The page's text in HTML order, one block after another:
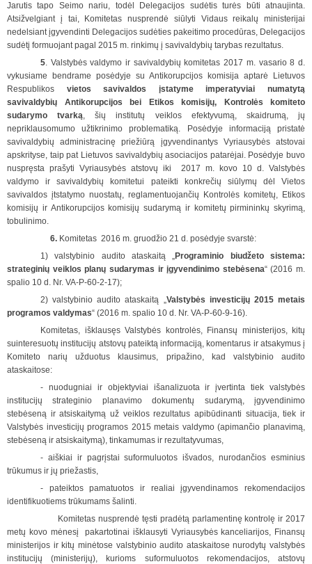
Jarutis tapo Seimo nariu, todėl Delegacijos sudėtis turės būti atnaujinta.
Atsižvelgiant į tai, Komitetas nusprendė siūlyti Vidaus reikalų ministerijai
nedelsiant įgyvendinti Delegacijos sudėties pakeitimo procedūras, Delegacijos
sudėtį formuojant pagal 2015 m. rinkimų į savivaldybių tarybas rezultatus.
5. Valstybės valdymo ir savivaldybių komitetas 2017 m. vasario 8 d.
vykusiame bendrame posėdyje su Antikorupcijos komisija aptarė Lietuvos
Respublikos vietos savivaldos įstatyme imperatyviai numatytą
savivaldybių Antikorupcijos bei Etikos komisijų, Kontrolės komiteto
sudarymo tvarką, šių institutų veiklos efektyvumą, skaidrumą, jų
nepriklausomumo užtikrinimo problematiką. Posėdyje informaciją pristatė
savivaldybių administracinę priežiūrą įgyvendinantys Vyriausybės atstovai
apskrityse, taip pat Lietuvos savivaldybių asociacijos patarėjai. Posėdyje buvo
nuspręsta prašyti Vyriausybės atstovų iki 2017 m. kovo 10 d. Valstybės
valdymo ir savivaldybių komitetui pateikti konkrečių siūlymų dėl Vietos
savivaldos įtstatymo nuostatų, reglamentuojančių Kontrolės komitetų, Etikos
komisijų ir Antikorupcijos komisijų sudarymą ir komitetų pirmininkų skyrimą,
tobulinimo.
6. Komitetas 2016 m. gruodžio 21 d. posėdyje svarstė:
1) valstybinio audito ataskaitą „Programinio biudžeto sistema:
strateginių veiklos planų sudarymas ir įgyvendinimo stebėsena“ (2016 m.
spalio 10 d. Nr. VA-P-60-2-17);
2) valstybinio audito ataskaitą „Valstybės investicijų 2015 metais
programos valdymas“ (2016 m. spalio 10 d. Nr. VA-P-60-9-16).
Komitetas, išklausęs Valstybės kontrolės, Finansų ministerijos, kitų
suinteresuotų institucijų atstovų pateiktą informaciją, komentarus ir atsakymus į
Komiteto narių užduotus klausimus, pripažino, kad valstybinio audito
ataskaitose:
- nuodugniai ir objektyviai išanalizuota ir įvertinta tiek valstybės
institucijų strateginio planavimo dokumentų sudarymą, įgyvendinimo
stebėseną ir atsiskaitymą už veiklos rezultatus apibūdinanti situacija, tiek ir
Valstybės investicijų programos 2015 metais valdymo (apimančio planavimą,
stebėseną ir atsiskaitymą), tinkamumas ir rezultatyvumas,
- aiškiai ir pagrįstai suformuluotos išvados, nurodančios esminius
trūkumus ir jų priežastis,
- pateiktos pamatuotos ir realiai įgyvendinamos rekomendacijos
identifikuotiems trūkumams šalinti.
Komitetas nusprendė tęsti pradėtą parlamentinę kontrolę ir 2017
metų kovo mėnesį pakartotinai išklausyti Vyriausybės kanceliarijos, Finansų
ministerijos ir kitų minėtose valstybinio audito ataskaitose nurodytų valstybės
institucijų (ministerijų), kurioms suformuluotos rekomendacijos, atstovų